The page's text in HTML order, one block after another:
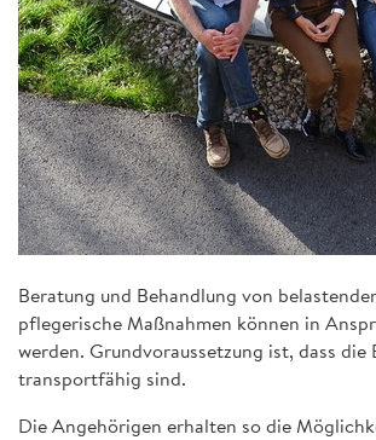
Beratung und Behandlung von
pflegerische Maßnahmen können in
werden. Grundvoraussetzung ist, dass die
transportfähig sind.
Die Angehörigen erhalten so die